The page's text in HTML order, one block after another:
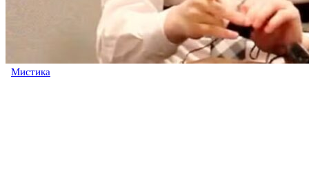
Мистика